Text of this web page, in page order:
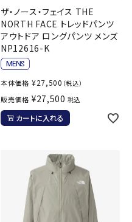
ザ・ノース・フェイス THE
NORTH FACE トレッドパンツ
アウトドア ロングパンツ メンズ
NP12616-K
本体価格 ¥27,500 （税込）
販売価格 ¥27,500 税込
カートに入れる